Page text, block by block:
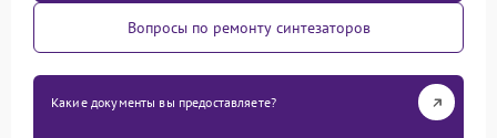
Вопросы по ремонту синтезаторов
Какие документы вы предоставляете?